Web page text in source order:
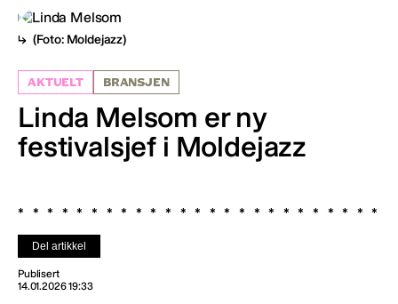
(Foto: Moldejazz)
AKTUELT BRANSJEN
Linda Melsom er ny
festivalsjef i Moldejazz
Del artikkel
Publisert
14.01.2026 19:33